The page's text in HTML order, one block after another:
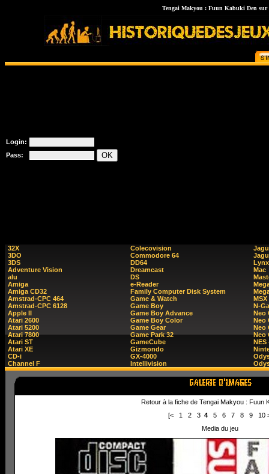
Tengai Makyou : Fuun Kabuki Den sur
Login:
Pass:
32X
3DO
3DS
Adventure Vision
alu
Amiga
Amiga CD32
Amstrad-CPC 464
Amstrad-CPC 6128
Apple II
Atari 2600
Atari 5200
Atari 7800
Atari ST
Atari XE
CD-i
Channel F
Colecovision
Commodore 64
DD64
Dreamcast
DS
e-Reader
Family Computer Disk System
Game & Watch
Game Boy
Game Boy Advance
Game Boy Color
Game Gear
Game Park 32
GameCube
Gizmondo
GX-4000
Intellivision
Lynx
Mac
MSX
N-
Neo
Neo
Neo
Neo
NES
Retour à la fiche de Tengai Makyou : Fuun
[<
1 2 34 5 6 7 8 9 10
Media du jeu